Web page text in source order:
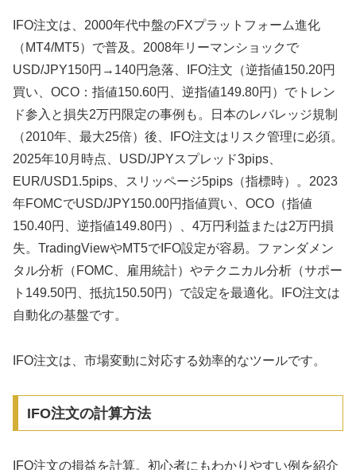
IFO注文は、2000年代中盤のFXプラットフォーム進化
（MT4/MT5）で普及。2008年リーマンショックで
USD/JPY150円→140円急落、IFO注文（逆指値150.20円
買い、OCO：指値150.60円、逆指値149.80円）でトレン
ド参入と損失2万円限定の事例も。日本のレバレッジ規制
（2010年、最大25倍）後、IFO注文はリスク管理に必須。
2025年10月時点、USD/JPYスプレッド3pips、
EUR/USD1.5pips、スリッページ5pips（指標時）。2023
年FOMCでUSD/JPY150.00円指値買い、OCO（指値
150.40円、逆指値149.80円）、4万円利益または2万円損
失。TradingViewやMT5でIFO設定が容易。ファンダメン
タル分析（FOMC、雇用統計）やテクニカル分析（サポー
ト149.50円、抵抗150.50円）で設定を最適化。IFO注文は
自動化の基盤です。
IFO注文は、市場変動に対応する効率的なツールです。
IFO注文の計算方法
IFO注文の損益を計算。初心者にもわかりやすい例を紹介